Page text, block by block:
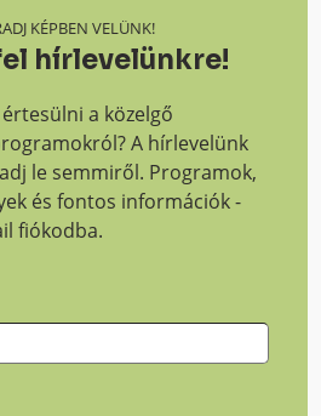
KÉPBEN VELÜNK!
hírlevelünkre!
a közelgő
A hírlevelünk
le semmiről. Programok,
és fontos információk -
fiókodba.